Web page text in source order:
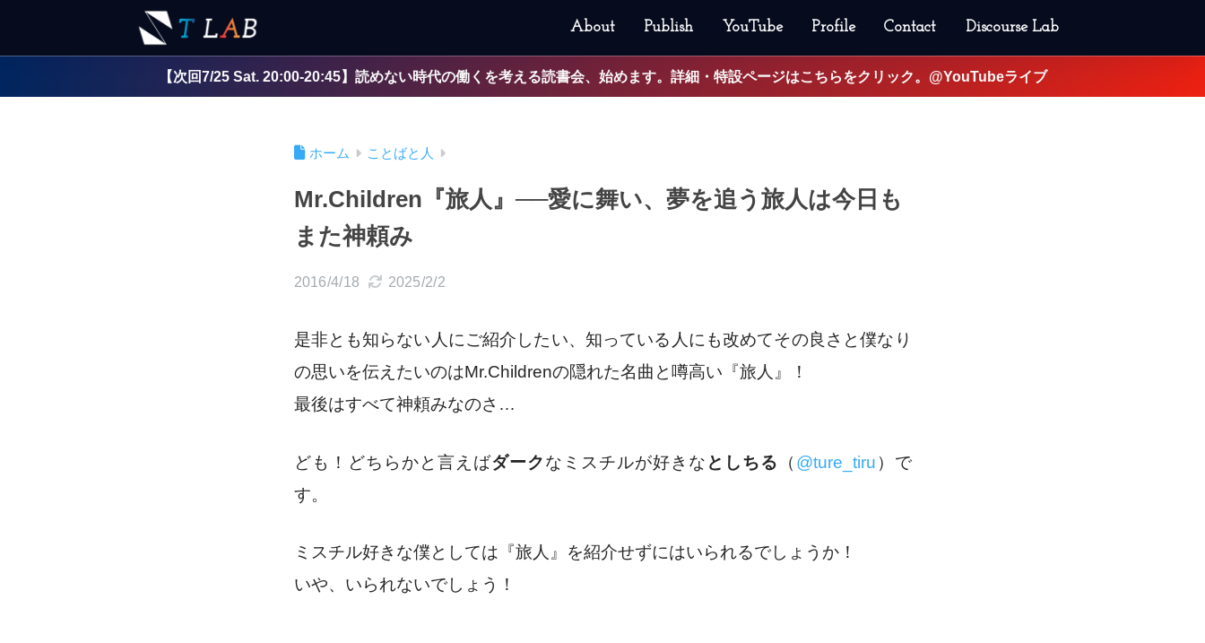
About Publish YouTube Profile Contact Discourse Lab
【次回7/25 Sat. 20:00-20:45】読めない時代の働くを考える読書会、始めます。詳細・特設ページはこちらをクリック。@YouTubeライブ
ホーム ことばと人
Mr.Children『旅人』──愛に舞い、夢を追う旅人は今日も
また神頼み
2016/4/18 2025/2/2
是非とも知らない人にご紹介したい、知っている人にも改めてその良さと僕なり
の思いを伝えたいのはMr.Childrenの隠れた名曲と噂高い『旅人』！
最後はすべて神頼みなのさ…
ども！どちらかと言えばダークなミスチルが好きな としちる （ @ture_tiru ）で
す。
ミスチル好きな僕としては『旅人』を紹介せずにはいられるでしょうか！
いや、いられないでしょう！